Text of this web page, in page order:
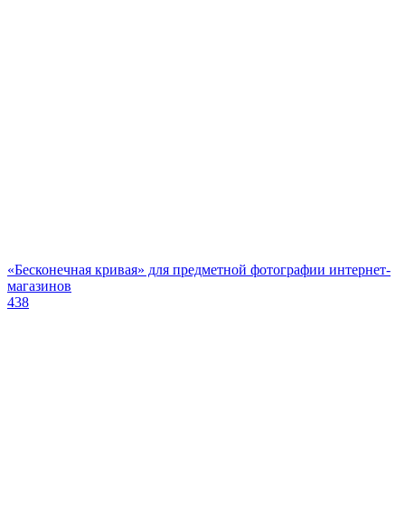
«Бесконечная кривая» для предметной фотографии интернет-
магазинов
438